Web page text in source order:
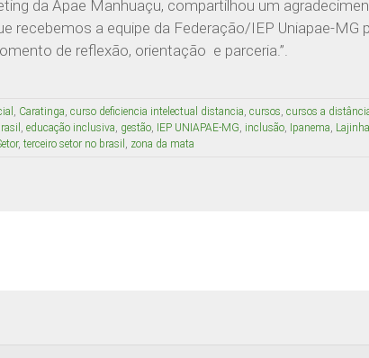
da Apae Manhuaçu, compartilhou um
recebemos a equipe da Federação/IEP Uniapae-
de reflexão, orientação e parceria.”.
, Caratinga, curso deficiencia intelectual distancia, cursos, cursos a
, educação inclusiva, gestão, IEP UNIAPAE-MG, inclusão, Ipanema, Lajinha
, terceiro setor no brasil , zona da mata